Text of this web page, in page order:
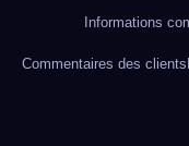
Informations
Commentaires des clients